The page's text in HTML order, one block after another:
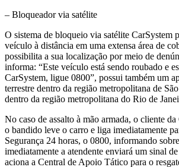
– Bloqueador via satélite
O sistema de bloqueio via satélite CarSystem
veículo à distância em uma extensa área de
possibilita a sua localização por meio de
informa: “Este veículo está sendo roubado e
CarSystem, ligue 0800”, possui também um
terrestre dentro da região metropolitana de
dentro da região metropolitana do Rio de
No caso de assalto à mão armada, o cliente
o bandido leve o carro e liga imediatamente
Segurança 24 horas, o 0800, informando
imediatamente a atendente enviará um sinal
aciona a Central de Apoio Tático para o